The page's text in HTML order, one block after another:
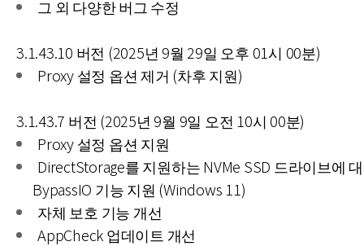
그 외 다양한 버그 수정
3.1.43.10 버전 (2025년 9월 29일 오후 01시 00분)
Proxy 설정 옵션 제거 (차후 지원)
3.1.43.7 버전 (2025년 9월 9일 오전 10시 00분)
Proxy 설정 옵션 지원
DirectStorage를 지원하는 NVMe SSD 드라이브에
BypassIO 기능 지원 (Windows 11)
자체 보호 기능 개선
AppCheck 업데이트 개선